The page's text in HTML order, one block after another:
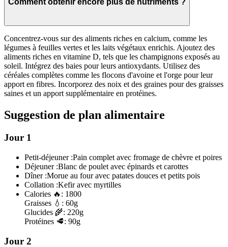
Concentrez-vous sur des aliments riches en calcium, comme les
légumes à feuilles vertes et les laits végétaux enrichis. Ajoutez des
aliments riches en vitamine D, tels que les champignons exposés au
soleil. Intégrez des baies pour leurs antioxydants. Utilisez des
céréales complètes comme les flocons d'avoine et l'orge pour leur
apport en fibres. Incorporez des noix et des graines pour des graisses
saines et un apport supplémentaire en protéines.
Suggestion de plan alimentaire
Jour 1
Petit-déjeuner :Pain complet avec fromage de chèvre et poires
Déjeuner :Blanc de poulet avec épinards et carottes
Dîner :Morue au four avec patates douces et petits pois
Collation :Kefir avec myrtilles
Calories 🔥: 1800
Graisses 💧: 60g
Glucides 🌾: 220g
Protéines 🥩: 90g
Jour 2